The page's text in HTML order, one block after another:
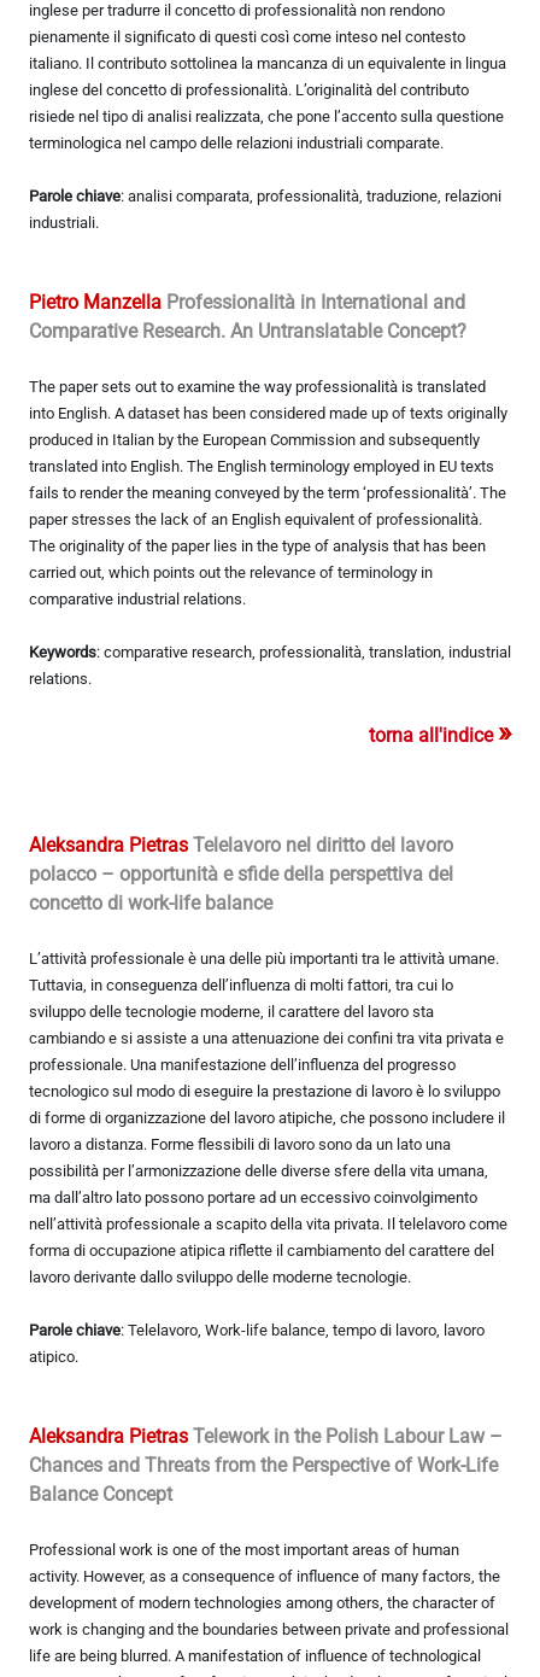
inglese per tradurre il concetto di professionalità non rendono
pienamente il significato di questi così come inteso nel contesto
italiano. Il contributo sottolinea la mancanza di un equivalente in lingua
inglese del concetto di professionalità. L’originalità del contributo
risiede nel tipo di analisi realizzata, che pone l’accento sulla questione
terminologica nel campo delle relazioni industriali comparate.
Parole chiave: analisi comparata, professionalità, traduzione, relazioni
industriali.
Pietro Manzella Professionalità in International and
Comparative Research. An Untranslatable Concept?
The paper sets out to examine the way professionalità is translated
into English. A dataset has been considered made up of texts originally
produced in Italian by the European Commission and subsequently
translated into English. The English terminology employed in EU texts
fails to render the meaning conveyed by the term ‘professionalità’. The
paper stresses the lack of an English equivalent of professionalità.
The originality of the paper lies in the type of analysis that has been
carried out, which points out the relevance of terminology in
comparative industrial relations.
Keywords: comparative research, professionalità, translation, industrial
relations.
torna all'indice »
Aleksandra Pietras Telelavoro nel diritto del lavoro
polacco – opportunità e sfide della perspettiva del
concetto di work-life balance
L’attività professionale è una delle più importanti tra le attività umane.
Tuttavia, in conseguenza dell’influenza di molti fattori, tra cui lo
sviluppo delle tecnologie moderne, il carattere del lavoro sta
cambiando e si assiste a una attenuazione dei confini tra vita privata e
professionale. Una manifestazione dell’influenza del progresso
tecnologico sul modo di eseguire la prestazione di lavoro è lo sviluppo
di forme di organizzazione del lavoro atipiche, che possono includere il
lavoro a distanza. Forme flessibili di lavoro sono da un lato una
possibilità per l’armonizzazione delle diverse sfere della vita umana,
ma dall’altro lato possono portare ad un eccessivo coinvolgimento
nell’attività professionale a scapito della vita privata. Il telelavoro come
forma di occupazione atipica riflette il cambiamento del carattere del
lavoro derivante dallo sviluppo delle moderne tecnologie.
Parole chiave: Telelavoro, Work-life balance, tempo di lavoro, lavoro
atipico.
Aleksandra Pietras Telework in the Polish Labour Law –
Chances and Threats from the Perspective of Work-Life
Balance Concept
Professional work is one of the most important areas of human
activity. However, as a consequence of influence of many factors, the
development of modern technologies among others, the character of
work is changing and the boundaries between private and professional
life are being blurred. A manifestation of influence of technological